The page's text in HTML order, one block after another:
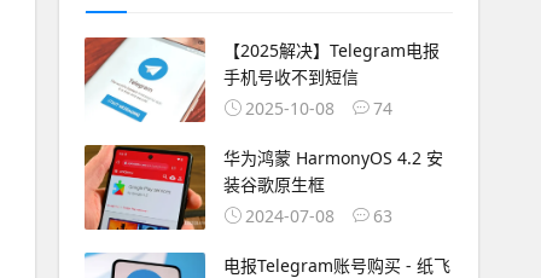
【2025解决】Telegram电报
手机号收不到短信
2025-10-08
74
华为鸿蒙 HarmonyOS 4.2 安
装谷歌原生框
2024-07-08
63
电报Telegram账号购买 - 纸飞